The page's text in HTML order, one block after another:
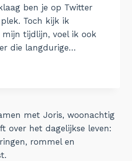
ben je op Twitter
Toch kijk ik
tijdlijn, voel ik ook
die langdurige…
met Joris, woonachtig
over het dagelijkse leven:
rommel en